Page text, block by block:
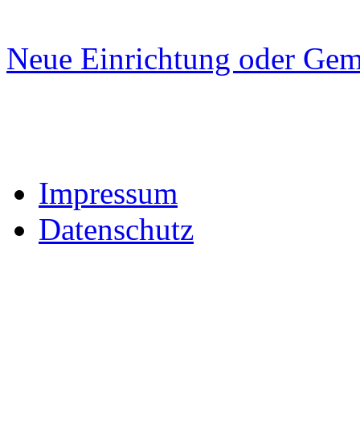
Neue Einrichtung oder
Impressum
Datenschutz